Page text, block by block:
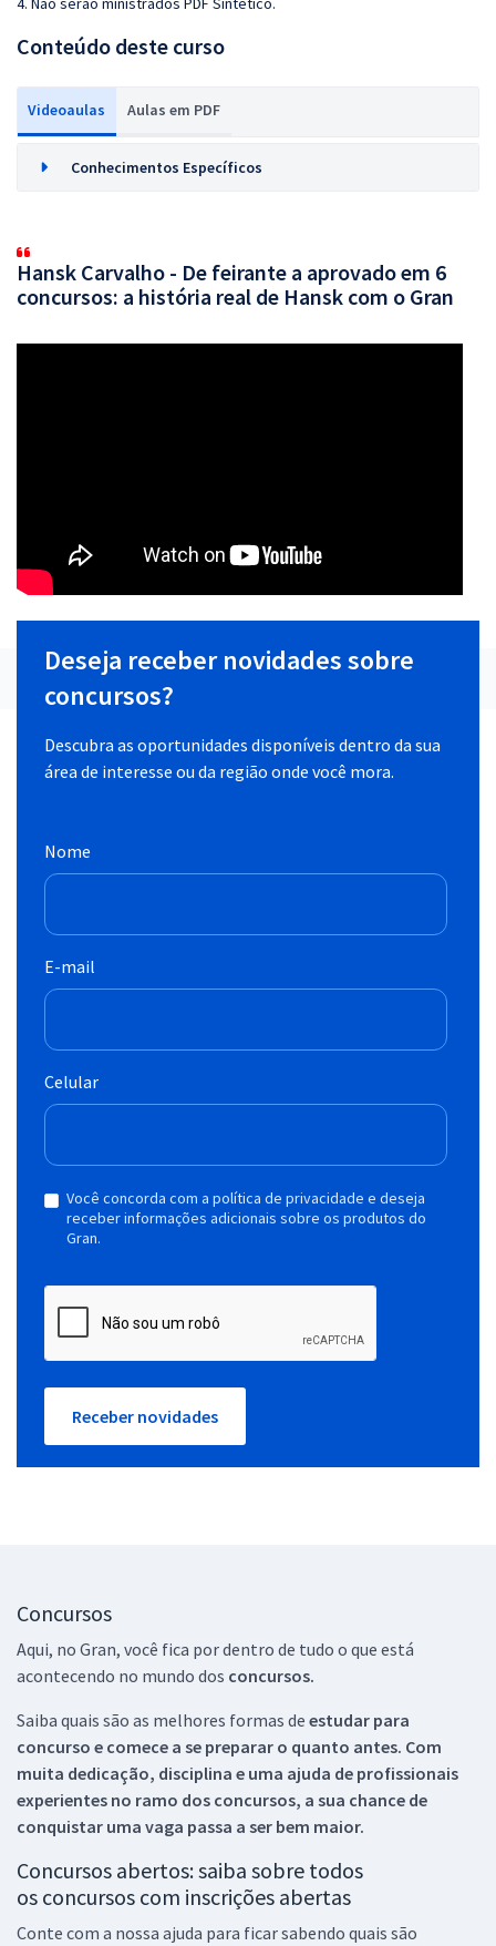
Conteúdo deste curso
Videoaulas Aulas em PDF
Conhecimentos Específicos
Hansk Carvalho - De feirante a aprovado em 6
concursos: a história real de Hansk com o Gran
Deseja receber novidades sobre
concursos?
Descubra as oportunidades disponíveis dentro da sua
área de interesse ou da região onde você mora.
Nome
E-mail
Celular
Você concorda com a política de privacidade e deseja
receber informações adicionais sobre os produtos do
Gran.
Receber novidades
Concursos
Aqui, no Gran, você fica por dentro de tudo o que está
acontecendo no mundo dos concursos.
Saiba quais são as melhores formas de estudar para
concurso e comece a se preparar o quanto antes. Com
muita dedicação, disciplina e uma ajuda de profissionais
experientes no ramo dos concursos, a sua chance de
conquistar uma vaga passa a ser bem maior.
Concursos abertos: saiba sobre todos
os concursos com inscrições abertas
Conte com a nossa ajuda para ficar sabendo quais são